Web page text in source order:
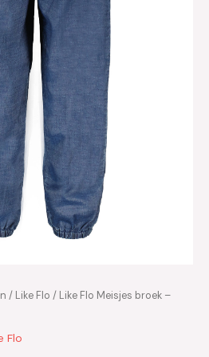
/ Like Flo / Like Flo Meisjes broek –
Flo